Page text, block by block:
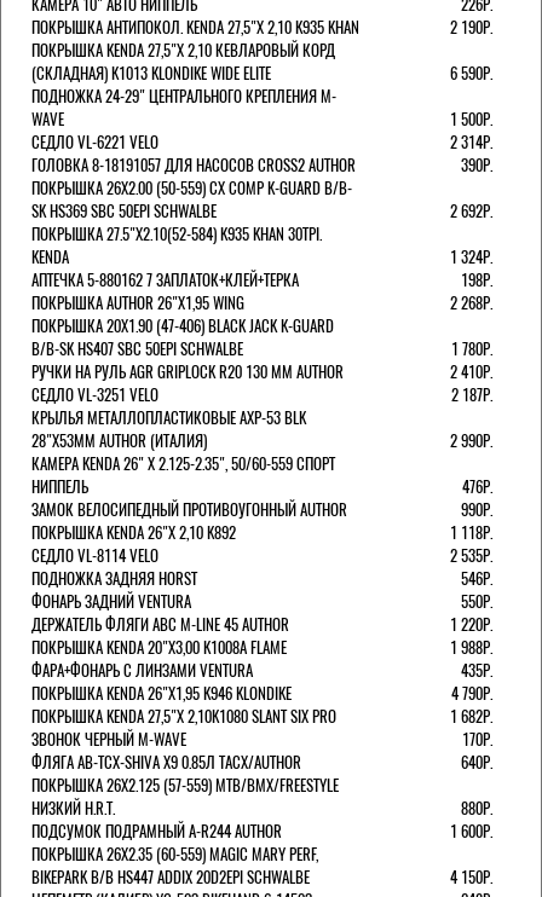
ПОКРЫШКА АНТИПОКОЛ. KENDA 27,5"Х 2,10 K935 KHAN
2 190Р.
ПОКРЫШКА KENDA 27,5"Х 2,10 КЕВЛАРОВЫЙ КОРД
(СКЛАДНАЯ) K1013 KLONDIKE WIDE ELITE
6 590Р.
ПОДНОЖКА 24-29" ЦЕНТРАЛЬНОГО КРЕПЛЕНИЯ M-
WAVE
1 500Р.
СЕДЛО VL-6221 VELO
2 314Р.
ГОЛОВКА 8-18191057 ДЛЯ НАСОСОВ CROSS2 AUTHOR
390Р.
ПОКРЫШКА 26X2.00 (50-559) CX COMP K-GUARD B/B-
SK HS369 SBC 50EPI SCHWALBE
2 692Р.
ПОКРЫШКА 27.5"Х2.10(52-584) K935 KHAN 30TPI.
KENDA
1 324Р.
АПТЕЧКА 5-880162 7 ЗАПЛАТОК+КЛЕЙ+ТЕРКА
198Р.
ПОКРЫШКА AUTHOR 26"Х1,95 WING
2 268Р.
ПОКРЫШКА 20X1.90 (47-406) BLACK JACK K-GUARD
B/B-SK HS407 SBC 50EPI SCHWALBE
1 780Р.
РУЧКИ НА РУЛЬ AGR GRIPLOCK R20 130 ММ AUTHOR
2 410Р.
СЕДЛО VL-3251 VELO
2 187Р.
КРЫЛЬЯ МЕТАЛЛОПЛАСТИКОВЫЕ AXP-53 BLK
28"Х53ММ AUTHOR (ИТАЛИЯ)
2 990Р.
КАМЕРА KENDA 26" Х 2.125-2.35", 50/60-559 СПОРТ
НИППЕЛЬ
476Р.
ЗАМОК ВЕЛОСИПЕДНЫЙ ПРОТИВОУГОННЫЙ AUTHOR
990Р.
ПОКРЫШКА KENDA 26"Х 2,10 K892
1 118Р.
СЕДЛО VL-8114 VELO
2 535Р.
ПОДНОЖКА ЗАДНЯЯ HORST
546Р.
ФОНАРЬ ЗАДНИЙ VENTURA
550Р.
ДЕРЖАТЕЛЬ ФЛЯГИ АВС M-LINE 45 AUTHOR
1 220Р.
ПОКРЫШКА KENDA 20"Х3,00 K1008A FLAME
1 988Р.
ФАРА+ФОНАРЬ С ЛИНЗАМИ VENTURA
435Р.
ПОКРЫШКА KENDA 26"Х1,95 K946 KLONDIKE
4 790Р.
ПОКРЫШКА KENDA 27,5"Х 2,10K1080 SLANT SIX PRO
1 682Р.
ЗВОНОК ЧЕРНЫЙ M-WAVE
170Р.
ФЛЯГА AB-TCX-SHIVA X9 0.85Л TACX/AUTHOR
640Р.
ПОКРЫШКА 26X2.125 (57-559) MTB/BMX/FREESTYLE
НИЗКИЙ H.R.T.
880Р.
ПОДСУМОК ПОДРАМНЫЙ A-R244 AUTHOR
1 600Р.
ПОКРЫШКА 26X2.35 (60-559) MAGIC MARY PERF,
BIKEPARK B/B HS447 ADDIX 20D2EPI SCHWALBE
4 150Р.